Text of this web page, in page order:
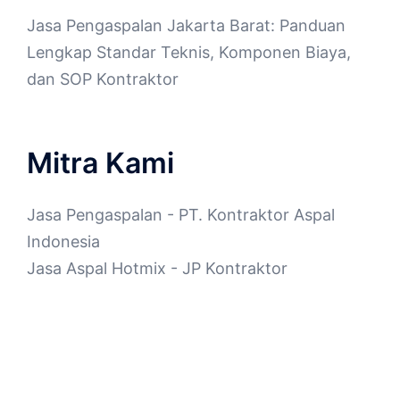
Jasa Pengaspalan Jakarta Barat: Panduan
Lengkap Standar Teknis, Komponen Biaya,
dan SOP Kontraktor
Mitra Kami
Jasa Pengaspalan - PT. Kontraktor Aspal
Indonesia
Jasa Aspal Hotmix - JP Kontraktor